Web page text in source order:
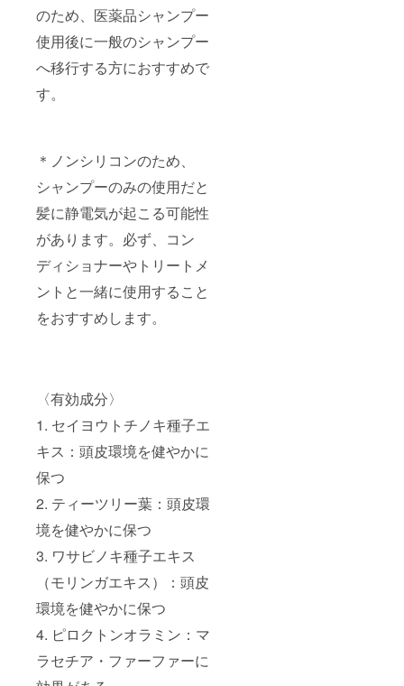
のため、医薬品シャンプー
使用後に⼀般のシャンプー
へ移行する方におすすめで
す。
＊ノンシリコンのため、
シャンプーのみの使用だと
髪に静電気が起こる可能性
があります。必ず、コン
ディショナーやトリートメ
ントと一緒に使用すること
をおすすめします。
〈有効成分〉
1. セイヨウトチノキ種⼦エ
キス：頭⽪環境を健やかに
保つ
2. ティーツリー葉：頭⽪環
境を健やかに保つ
3. ワサビノキ種⼦エキス
（モリンガエキス）：頭⽪
環境を健やかに保つ
4. ピロクトンオラミン：マ
ラセチア・ファーファーに